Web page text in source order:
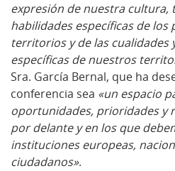
expresión de nuestra cultura,
habilidades específicas de
territorios y de las cualidades
específicas de nuestros
Sra. García Bernal, que ha
conferencia sea «un espacio
oportunidades, prioridades y
por delante y en los que
instituciones europeas,
ciudadanos».